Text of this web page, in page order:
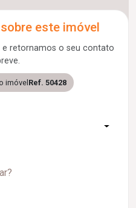
este imóvel
e retornamos o seu contato
imóvelRef. 50428